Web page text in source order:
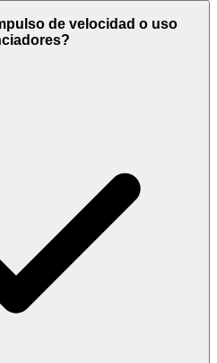
clonados aquí; presentamos
una versión excepcional y
de velocidad o uso